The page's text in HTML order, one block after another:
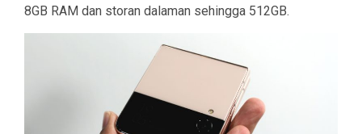
8GB RAM dan storan dalaman sehingga 512GB.